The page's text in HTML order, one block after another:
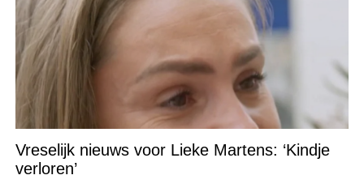
Vreselijk nieuws voor Lieke Martens: ‘Kindje
verloren’